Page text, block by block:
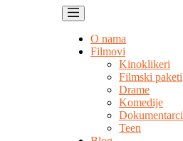
O nama
Filmovi
Kinoklikeri
Filmski paketi
Drame
Komedije
Dokumentarci
Teen